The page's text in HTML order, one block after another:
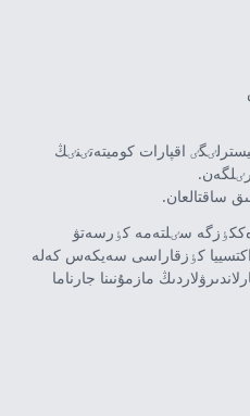
اقپارات كوميتەتٸنٸڭ
ساقتالعان.
سٸلتەمە كٶرسەتۋ
كٶزقاراسى سەيكەس كەلە
مازمۇنىنا جارناما